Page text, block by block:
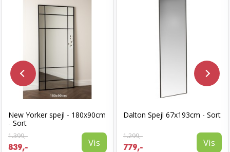
New Yorker spejl - 180x90cm
- Sort
1.399,-
839,- Vis
Dalton Spejl 67x193cm - Sort
1.299,-
779,- Vis